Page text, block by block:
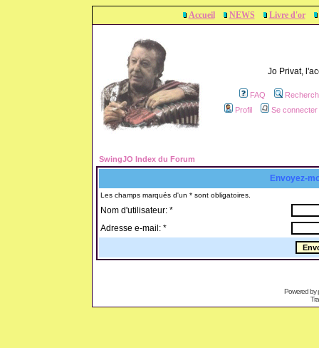
Accueil NEWS Livre d'or
Jo Privat,
FAQ
Profil
Se
SwingJO Index du Forum
Envoyez-
Les champs marqués d'un * sont obligatoires.
Nom d'utilisateur: *
Adresse e-mail: *
Powered by